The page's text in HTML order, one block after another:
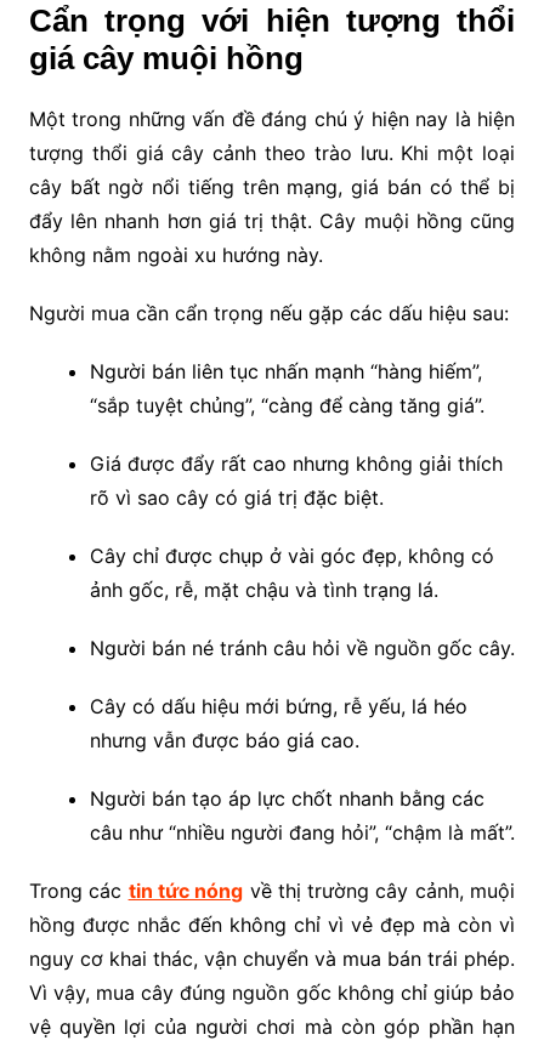
Cẩn trọng với hiện tượng thổi
giá cây muội hồng
Một trong những vấn đề đáng chú ý hiện nay là hiện
tượng thổi giá cây cảnh theo trào lưu. Khi một loại
cây bất ngờ nổi tiếng trên mạng, giá bán có thể bị
đẩy lên nhanh hơn giá trị thật. Cây muội hồng cũng
không nằm ngoài xu hướng này.
Người mua cần cẩn trọng nếu gặp các dấu hiệu sau:
Người bán liên tục nhấn mạnh “hàng hiếm”,
“sắp tuyệt chủng”, “càng để càng tăng giá”.
Giá được đẩy rất cao nhưng không giải thích
rõ vì sao cây có giá trị đặc biệt.
Cây chỉ được chụp ở vài góc đẹp, không có
ảnh gốc, rễ, mặt chậu và tình trạng lá.
Người bán né tránh câu hỏi về nguồn gốc cây.
Cây có dấu hiệu mới bứng, rễ yếu, lá héo
nhưng vẫn được báo giá cao.
Người bán tạo áp lực chốt nhanh bằng các
câu như “nhiều người đang hỏi”, “chậm là mất”.
Trong các tin tức nóng về thị trường cây cảnh, muội
hồng được nhắc đến không chỉ vì vẻ đẹp mà còn vì
nguy cơ khai thác, vận chuyển và mua bán trái phép.
Vì vậy, mua cây đúng nguồn gốc không chỉ giúp bảo
vệ quyền lợi của người chơi mà còn góp phần hạn